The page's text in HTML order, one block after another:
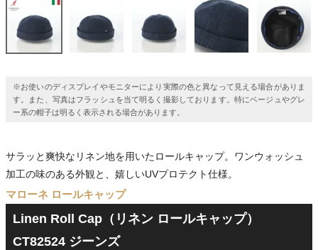
※お使いのディスプレイやモニターにより実際の色と異なって見える場合がありま
す。また、写真はフラッシュを当て明るく撮影しております。特にベージュやグレ
ー系の帽子は明るく表示される場合があります。
サラッと爽快なリネン地を用いたロールキャップ。ワンウォッシュ
加工の味のある外観と、嬉しいUVプロテクト仕様。
マローネ ロールキャップ
Linen Roll Cap（リネン ロールキャップ）
CT82524 ジーンズ